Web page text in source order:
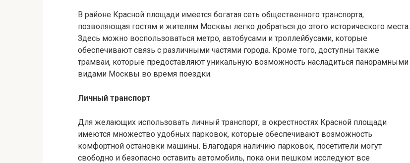
В районе Красной площади имеется богатая сеть общественного транспорта,
позволяющая гостям и жителям Москвы легко добраться до этого исторического места.
Здесь можно воспользоваться метро, автобусами и троллейбусами, которые
обеспечивают связь с различными частями города. Кроме того, доступны также
трамваи, которые предоставляют уникальную возможность насладиться панорамными
видами Москвы во время поездки.
Личный транспорт
Для желающих использовать личный транспорт, в окрестностях Красной площади
имеются множество удобных парковок, которые обеспечивают возможность
комфортной остановки машины. Благодаря наличию парковок, посетители могут
свободно и безопасно оставить автомобиль, пока они пешком исследуют все